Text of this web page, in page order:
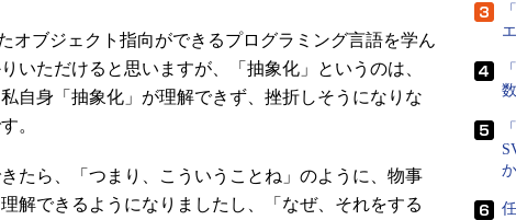
オブジェクト指向ができるプログラミング言語を学ん
いただけると思いますが、「抽象化」というのは、
自身「抽象化」が理解できず、挫折しそうになりな
。
たら、「つまり、こういうことね」のように、物事
解できるようになりましたし、「なぜ、それをする
か